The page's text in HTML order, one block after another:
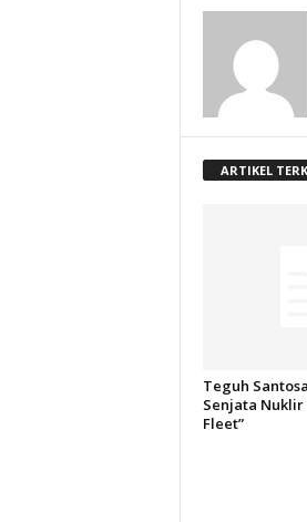
ARTIKEL
Teguh
Senjata Nuklir
Fleet”